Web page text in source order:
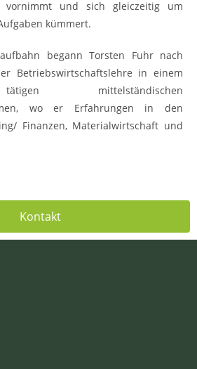
vornimmt und sich gleiczeitig um
kümmert.
begann Torsten Fuhr nach
Betriebswirtschaftslehre in einem
mittelständischen
wo er Erfahrungen in den
Finanzen, Materialwirtschaft und
Kontakt